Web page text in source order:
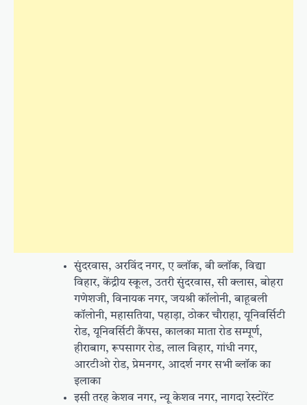
सुंदरवास, अरविंद नगर, ए ब्लॉक, बी ब्लॉक, विद्या
विहार, केंद्रीय स्कूल, उतरी सुंदरवास, सी क्लास, बोहरा
गणेशजी, विनायक नगर, जयश्री काॅलोनी, बाहूबली
काॅलोनी, महासतिया, पहाड़ा, ठोकर चौराहा, यूनिवर्सिटी
रोड, यूनिवर्सिटी कैंपस, कालका माता रोड सम्पूर्ण,
हीराबाग, रूपसागर रोड, लाल विहार, गांधी नगर,
आरटीओ रोड, प्रेमनगर, आदर्श नगर सभी ब्लॉक का
इलाका
इसी तरह केशव नगर, न्यू केशव नगर, नागदा रेस्टोरेंट